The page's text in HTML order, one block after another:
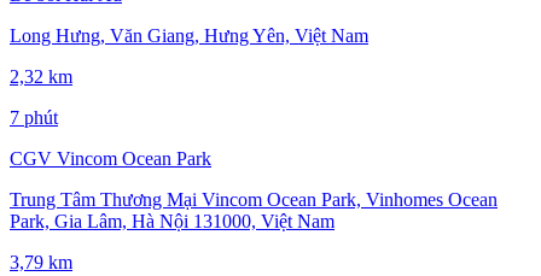
Long Hưng, Văn Giang, Hưng Yên, Việt Nam
2,32 km
7 phút
CGV Vincom Ocean Park
Trung Tâm Thương Mại Vincom Ocean Park, Vinhomes Ocean
Park, Gia Lâm, Hà Nội 131000, Việt Nam
3,79 km